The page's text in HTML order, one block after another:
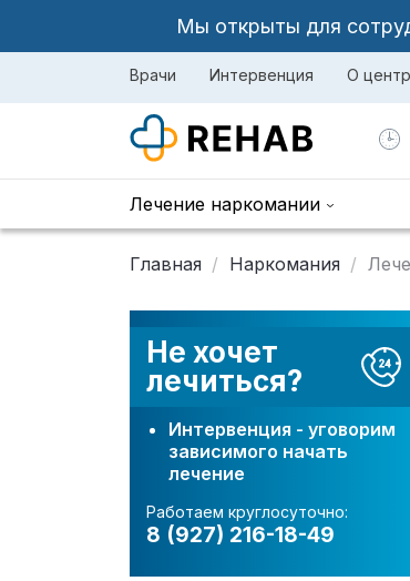
Мы открыты для
Врачи Интервенция О
Лечение наркомании
Главная Наркомания
Не хочет
лечиться?
Интервенция - уговорим
зависимого начать
лечение
Работаем круглосуточно:
8 (927) 216-18-49